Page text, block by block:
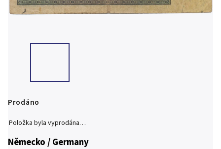
Prodáno
Položka byla vyprodána…
Německo / Germany